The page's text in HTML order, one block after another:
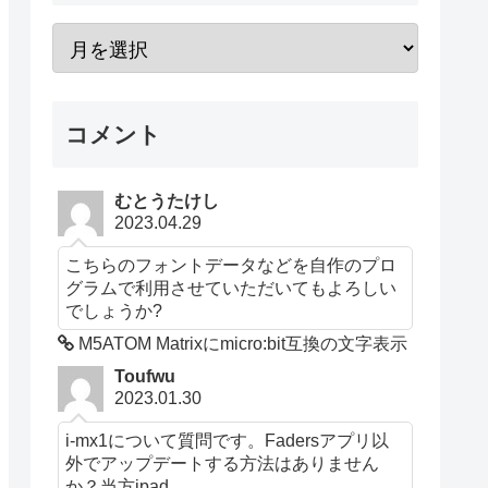
コメント
むとうたけし
2023.04.29
こちらのフォントデータなどを自作のプロ
グラムで利用させていただいてもよろしい
でしょうか?
M5ATOM Matrixにmicro:bit互換の文字表示
Toufwu
2023.01.30
i-mx1について質問です。Fadersアプリ以
外でアップデートする方法はありません